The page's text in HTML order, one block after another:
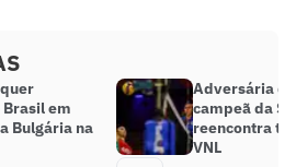
Brasil em
Bulgária na
Adversária
campeã da
reencontra
VNL